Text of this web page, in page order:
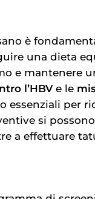
è
una dieta
e mantenere
l’HBVe le
essenziali per
si
a effettuare